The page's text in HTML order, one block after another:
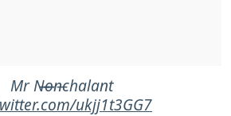
Mr N̶̶o̶̶n̶chalant
ukjj1t3GG7